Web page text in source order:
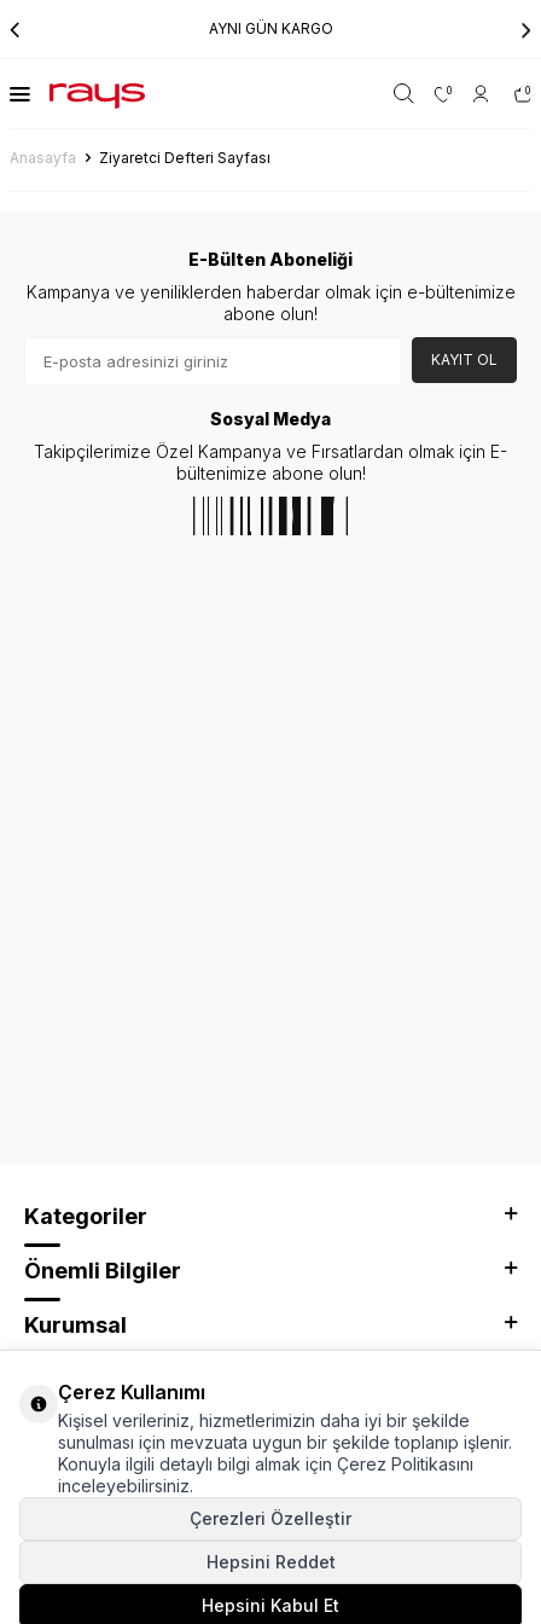
AYNI GÜN KARGO
0 0
Anasayfa Ziyaretci Defteri Sayfası
E-Bülten Aboneliği
Kampanya ve yeniliklerden haberdar olmak için e-bültenimize
abone olun!
KAYIT OL
Sosyal Medya
Takipçilerimize Özel Kampanya ve Fırsatlardan olmak için E-
bültenimize abone olun!
Kategoriler
Önemli Bilgiler
Kurumsal
Adres & İletişim
E-TicaretSistemleriyle Hazırlanmıştır.
Çerez Kullanımı
Kişisel verileriniz, hizmetlerimizin daha iyi bir şekilde
sunulması için mevzuata uygun bir şekilde toplanıp işlenir.
Konuyla ilgili detaylı bilgi almak için Çerez Politikasını
inceleyebilirsiniz.
Çerezleri Özelleştir
Hepsini Reddet
Hepsini Kabul Et